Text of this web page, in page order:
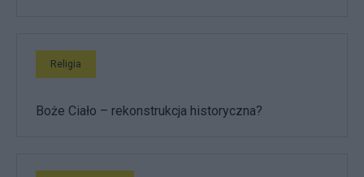
Religia
Boże Ciało – rekonstrukcja historyczna?